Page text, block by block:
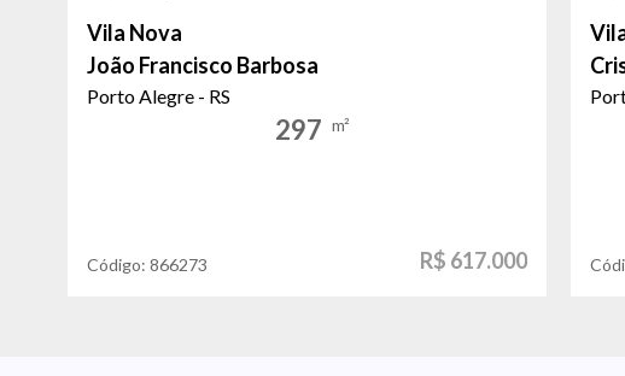
Vila Nova
João Francisco Barbosa
Porto Alegre - RS
297 m²
Código: 866273 R$ 617.000